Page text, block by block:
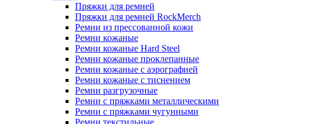
Пряжки для ремней
Пряжки для ремней RockMerch
Ремни из прессованной кожи
Ремни кожаные
Ремни кожаные Hard Steel
Ремни кожаные проклепанные
Ремни кожаные с аэрографией
Ремни кожаные с тиснением
Ремни разгрузочные
Ремни с пряжками металлическими
Ремни с пряжками чугунными
Ремни текстильные